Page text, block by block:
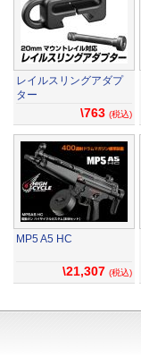
レイルスリングアダプ
ター
\763 (税込)
MP5 A5 HC
\21,307 (税込)